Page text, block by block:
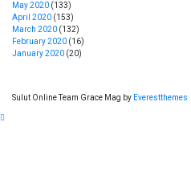
May 2020 (133)
April 2020 (153)
March 2020 (132)
February 2020 (16)
January 2020 (20)
Sulut Online Team Grace Mag by Everestthemes